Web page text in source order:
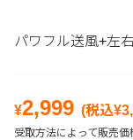
パワフル送風+左
¥2,999 (税込¥
受取方法によって販売価